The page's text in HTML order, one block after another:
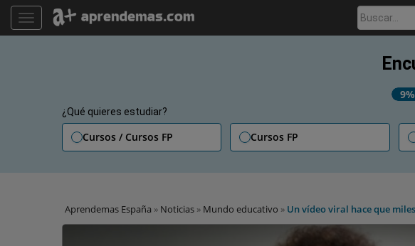
TOGGLE NAVIGATION Buscar:
9%
¿Qué quieres estudiar?
Cursos / Cursos FP Cursos FP
Aprendemas España » Noticias » Mundo educativo » Un vídeo viral hace que